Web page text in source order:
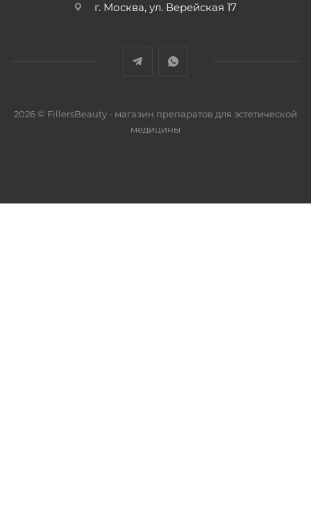
г. Москва, ул. Верейская 17
2026 © FillersBeauty - магазин препаратов для эстетической
медицины